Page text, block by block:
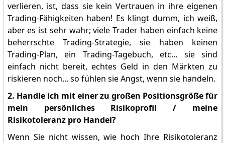
verlieren, ist, dass sie kein Vertrauen in ihre eigenen
Trading-Fähigkeiten haben! Es klingt dumm, ich weiß,
aber es ist sehr wahr; viele Trader haben einfach keine
beherrschte Trading-Strategie, sie haben keinen
Trading-Plan, ein Trading-Tagebuch, etc... sie sind
einfach nicht bereit, echtes Geld in den Märkten zu
riskieren noch... so fühlen sie Angst, wenn sie handeln.
2. Handle ich mit einer zu großen Positionsgröße für
mein persönliches Risikoprofil / meine
Risikotoleranz pro Handel?
Wenn Sie nicht wissen, wie hoch Ihre Risikotoleranz